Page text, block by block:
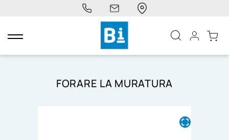
navigazione
FORARE LA MURATURA